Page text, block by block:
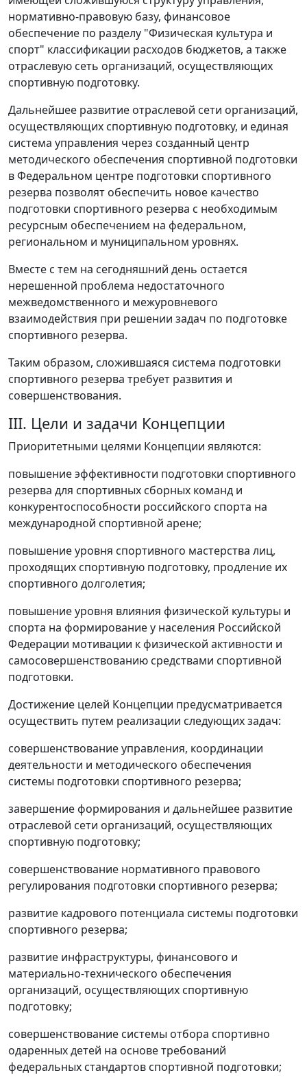
нормативно-правовую базу, финансовое
обеспечение по разделу "Физическая культура и
спорт" классификации расходов бюджетов, а также
отраслевую сеть организаций, осуществляющих
спортивную подготовку.
Дальнейшее развитие отраслевой сети организаций,
осуществляющих спортивную подготовку, и единая
система управления через созданный центр
методического обеспечения спортивной подготовки
в Федеральном центре подготовки спортивного
резерва позволят обеспечить новое качество
подготовки спортивного резерва с необходимым
ресурсным обеспечением на федеральном,
региональном и муниципальном уровнях.
Вместе с тем на сегодняшний день остается
нерешенной проблема недостаточного
межведомственного и межуровневого
взаимодействия при решении задач по подготовке
спортивного резерва.
Таким образом, сложившаяся система подготовки
спортивного резерва требует развития и
совершенствования.
III. Цели и задачи Концепции
Приоритетными целями Концепции являются:
повышение эффективности подготовки спортивного
резерва для спортивных сборных команд и
конкурентоспособности российского спорта на
международной спортивной арене;
повышение уровня спортивного мастерства лиц,
проходящих спортивную подготовку, продление их
спортивного долголетия;
повышение уровня влияния физической культуры и
спорта на формирование у населения Российской
Федерации мотивации к физической активности и
самосовершенствованию средствами спортивной
подготовки.
Достижение целей Концепции предусматривается
осуществить путем реализации следующих задач:
совершенствование управления, координации
деятельности и методического обеспечения
системы подготовки спортивного резерва;
завершение формирования и дальнейшее развитие
отраслевой сети организаций, осуществляющих
спортивную подготовку;
совершенствование нормативного правового
регулирования подготовки спортивного резерва;
развитие кадрового потенциала системы подготовки
спортивного резерва;
развитие инфраструктуры, финансового и
материально-технического обеспечения
организаций, осуществляющих спортивную
подготовку;
совершенствование системы отбора спортивно
одаренных детей на основе требований
федеральных стандартов спортивной подготовки;